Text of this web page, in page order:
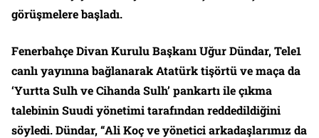
görüşmelere başladı.
Fenerbahçe Divan Kurulu Başkanı Uğur Dündar, Tele1
canlı yayınına bağlanarak Atatürk tişörtü ve maça da
‘Yurtta Sulh ve Cihanda Sulh’ pankartı ile çıkma
talebinin Suudi yönetimi tarafından reddedildiğini
söyledi. Dündar, “Ali Koç ve yönetici arkadaşlarımız da